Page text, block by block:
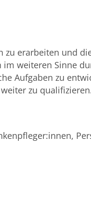
erarbeiten und
weiteren Sinne
Aufgaben zu
zu